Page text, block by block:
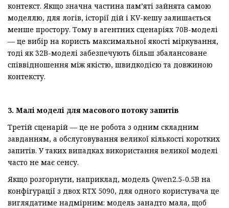
контекст. Якщо значна частина пам’яті зайнята самою
моделлю, для логів, історії дій і KV-кешу залишається
менше простору. Тому в агентних сценаріях 70B-моделі
— це вибір на користь максимальної якості міркування,
тоді як 32B-моделі забезпечують більш збалансоване
співвідношення між якістю, швидкодією та довжиною
контексту.
3. Малі моделі для масового потоку запитів
Третій сценарій — це не робота з одним складним
завданням, а обслуговування великої кількості коротких
запитів. У таких випадках використання великої моделі
часто не має сенсу.
Якщо розгорнути, наприклад, модель Qwen2.5-0.5B на
конфігурації з двох RTX 5090, для одного користувача це
виглядатиме надмірним: модель занадто мала, щоб